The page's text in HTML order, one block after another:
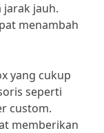
jarak jauh.
menambah
yang cukup
seperti
custom.
memberikan